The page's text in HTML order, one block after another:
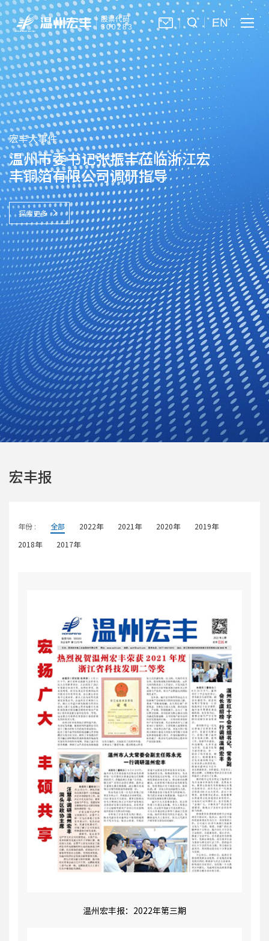
股票代码
300283 EN
宏丰大事件
温州市委书记张振丰莅临浙江宏
丰铜箔有限公司调研指导
探索更多
宏丰报
年份 : 全部 2022年 2021年 2020年
2019年
2018年
2017年
温州宏丰报：2022年第三期